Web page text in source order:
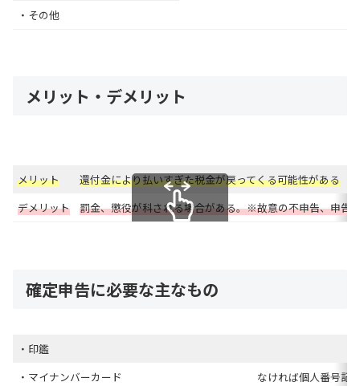
・その他
メリット・デメリット
メリット
還付金により払いすぎた税金が戻ってくる可能性がある
デメリット
罰金、懲役が科される場合がある。※故意の不申告、申告
確定申告に必要な主なもの
・印鑑
・マイナンバーカード
なければ個人番号記